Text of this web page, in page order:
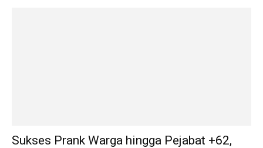
Sukses Prank Warga hingga Pejabat +62,